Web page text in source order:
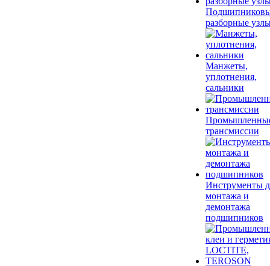
разборные
Манжеты,
уплотнения,
сальники
трансмиссии
Инструменты
монтажа и
демонтажа
подшипников